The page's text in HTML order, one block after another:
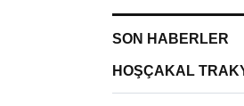
SON HABERLER
HOŞÇAKAL